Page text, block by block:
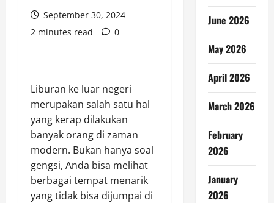
September 30, 2024
2 minutes read
0
Liburan ke luar negeri
merupakan salah satu hal
yang kerap dilakukan
banyak orang di zaman
modern. Bukan hanya soal
gengsi, Anda bisa melihat
berbagai tempat menarik
yang tidak bisa dijumpai di
June 2026
May 2026
April 2026
March 2026
February
2026
January
2026